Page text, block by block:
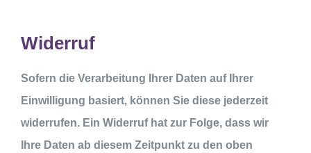
Widerruf
Sofern die Verarbeitung Ihrer Daten auf Ihrer
Einwilligung basiert, können Sie diese jederzeit
widerrufen. Ein Widerruf hat zur Folge, dass wir
Ihre Daten ab diesem Zeitpunkt zu den oben